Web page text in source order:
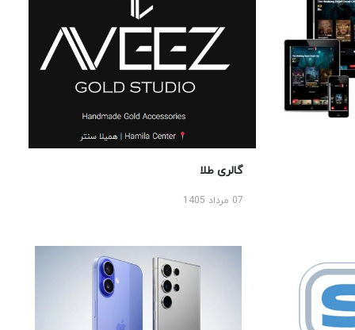
گالری طلا
07 مرداد 1405